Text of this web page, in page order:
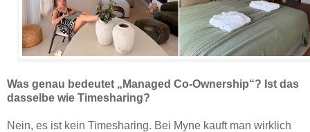
Was genau bedeutet „Managed Co-Ownership“? Ist das
dasselbe wie Timesharing?
Nein, es ist kein Timesharing. Bei Myne kauft man wirklich